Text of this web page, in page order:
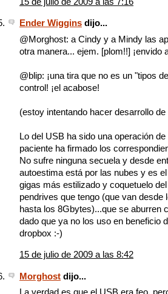
Ender Wiggins dijo...
@Morghost: a Cindy y a Mindy las
otra manera... ejem. [plom!!] ¡envido
@blip: ¡una tira que no es un "tipos
control! ¡el acabose!
(estoy intentando hacer desarrollo
Lo del USB ha sido una operación
paciente ha firmado los
No sufre ninguna secuela y desde
autoestima está por las nubes y es
gigas más estilizado y coquetuelo
pendrives que tengo (que van desde
hasta los 8Gbytes)...que se aburren
dado que ya no los uso en beneficio
dropbox :-)
15 de julio de 2009 a las 8:42
Morghost dijo...